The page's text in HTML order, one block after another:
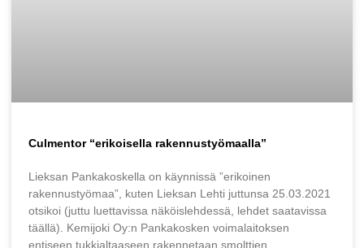
Culmentor “erikoisella rakennustyömaalla”
Lieksan Pankakoskella on käynnissä ”erikoinen
rakennustyömaa”, kuten Lieksan Lehti juttunsa 25.03.2021
otsikoi (juttu luettavissa näköislehdessä, lehdet saatavissa
täällä). Kemijoki Oy:n Pankakosken voimalaitoksen
entiseen tukkialtaaseen rakennetaan smolttien